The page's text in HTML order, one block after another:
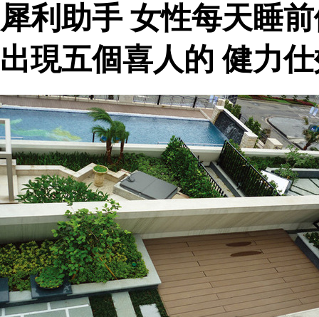
犀利助手 女性每天睡
出現五個喜人的 健力